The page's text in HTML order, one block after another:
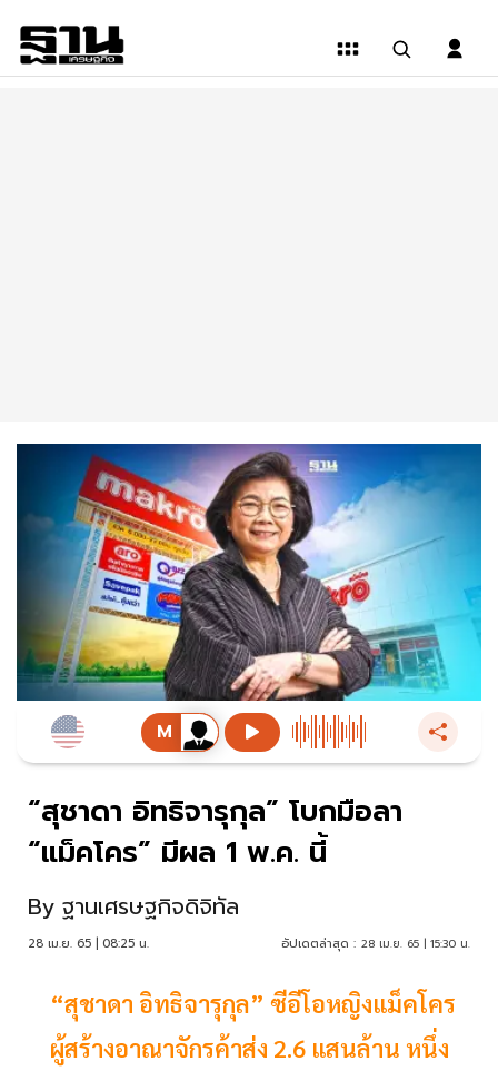
“สุชาดา อิทธิจารุกุล” โบกมือลา
“แม็คโคร” มีผล 1 พ.ค. นี้
By ฐานเศรษฐกิจดิจิทัล
28 เม.ย. 65 | 08:25 น. อัปเดตล่าสุด : 28 เม.ย. 65 | 15:30 น.
“สุชาดา อิทธิจารุกุล” ซีอีโอหญิงแม็คโคร
ผู้สร้างอาณาจักรค้าส่ง 2.6 แสนล้าน หนึ่ง